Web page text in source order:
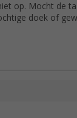
op. Mocht de
doek of